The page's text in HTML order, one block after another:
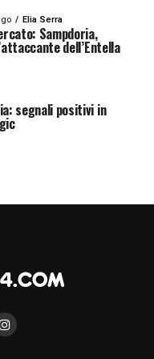
e il
già lavorato
Questa
i tempi e
nel nuovo
B.
Elia Serra
Sampdoria,
dell’Entella
segnali positivi in